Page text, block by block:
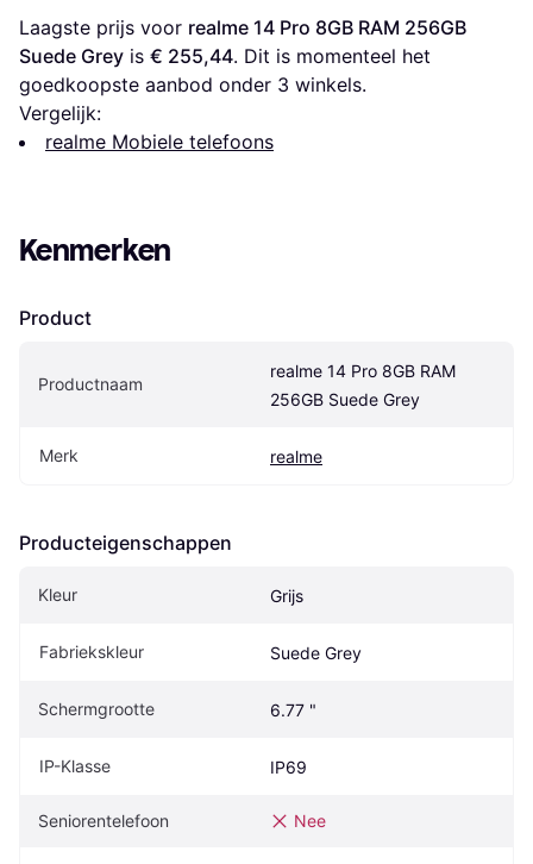
Laagste prijs voor realme 14 Pro 8GB RAM 256GB
Suede Grey is € 255,44. Dit is momenteel het
goedkoopste aanbod onder 3 winkels.
Vergelijk:
realme Mobiele telefoons
Kenmerken
Product
Productnaam
realme 14 Pro 8GB RAM
256GB Suede Grey
Merk realme
Producteigenschappen
Kleur Grijs
Fabriekskleur Suede Grey
Schermgrootte 6.77 "
IP-Klasse IP69
Seniorentelefoon Nee